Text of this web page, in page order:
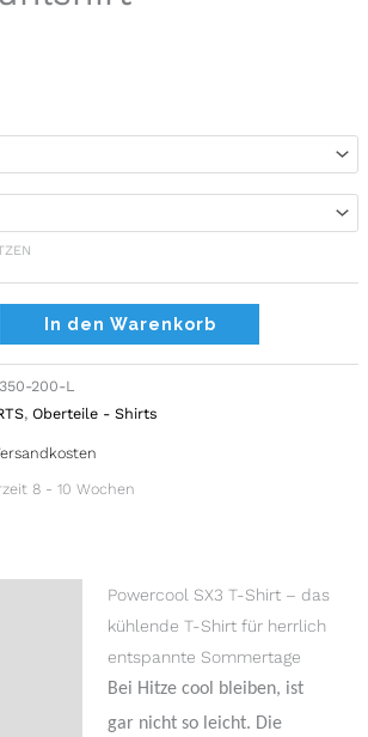
In den Warenkorb
200-L
, Oberteile - Shirts
8 - 10 Wochen
Powercool SX3 T-Shirt – das
kühlende T-Shirt für herrlich
entspannte Sommertage
Bei Hitze cool bleiben, ist
gar nicht so leicht. Die